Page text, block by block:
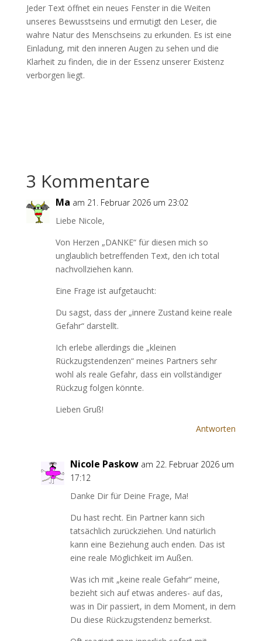
Jeder Text öffnet ein neues Fenster in die Weiten
unseres Bewusstseins und ermutigt den Leser, die
wahre Natur des Menschseins zu erkunden. Es ist eine
Einladung, mit den inneren Augen zu sehen und die
Klarheit zu finden, die in der Essenz unserer Existenz
verborgen liegt.
3 Kommentare
Ma am 21. Februar 2026 um 23:02
Liebe Nicole,
Von Herzen „DANKE“ für diesen mich so
unglaublich betreffenden Text, den ich total
nachvollziehen kann.
Eine Frage ist aufgetaucht:
Du sagst, dass der „innere Zustand keine reale
Gefahr“ darstellt.
Ich erlebe allerdings die „kleinen
Rückzugstendenzen“ meines Partners sehr
wohl als reale Gefahr, dass ein vollständiger
Rückzug folgen könnte.
Lieben Gruß!
Antworten
Nicole Paskow am 22. Februar 2026 um
17:12
Danke Dir für Deine Frage, Ma!
Du hast recht. Ein Partner kann sich
tatsächlich zurückziehen. Und natürlich
kann eine Beziehung auch enden. Das ist
eine reale Möglichkeit im Außen.
Was ich mit „keine reale Gefahr“ meine,
bezieht sich auf etwas anderes- auf das,
was in Dir passiert, in dem Moment, in dem
Du diese Rückzugstendenz bemerkst.